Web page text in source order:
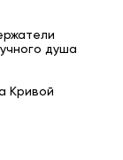
душа
Кривой